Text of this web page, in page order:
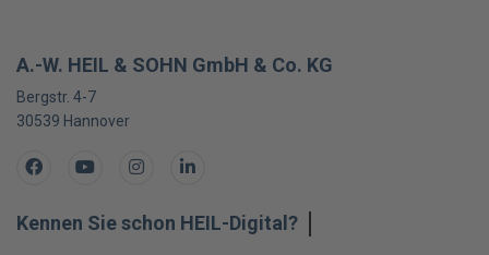
A.-W. HEIL & SOHN GmbH & Co. KG
Bergstr. 4-7
30539 Hannover
FacebookYoutubeInstagramLinkedIn
Kennen Sie schon HEIL-Digital?